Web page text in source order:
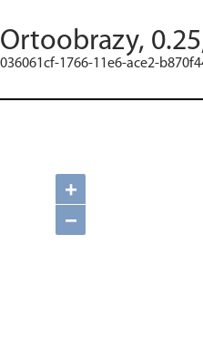
Ortoobrazy,
036061cf-1766-11e6-ace2-
+
−